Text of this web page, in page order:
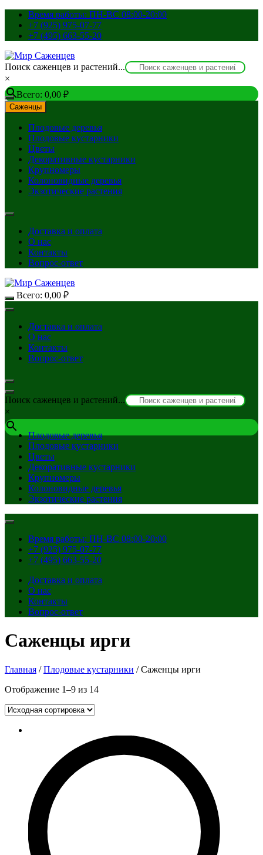
Перейти
содержимому
Время работы: ПН-ВС 08:00-20:00
+7 (925) 975-07-77
+7 (495) 663-55-20
Поиск саженцев и растений...
×
Всего: 0,00 ₽
Саженцы
Плодовые деревья
Плодовые кустарники
Цветы
Декоративные кустарники
Крупномеры
Колоновидные деревья
Экзотические растения
Доставка и оплата
О нас
Контакты
Вопрос-ответ
Всего: 0,00 ₽
Доставка и оплата
О нас
Контакты
Вопрос-ответ
Поиск саженцев и растений...
×
Плодовые деревья
Плодовые кустарники
Цветы
Декоративные кустарники
Крупномеры
Колоновидные деревья
Экзотические растения
Время работы: ПН-ВС 08:00-20:00
+7 (925) 975-07-77
+7 (495) 663-55-20
Доставка и оплата
О нас
Контакты
Вопрос-ответ
Саженцы ирги
Главная /Плодовые кустарники / Саженцы ирги
Отображение 1–9 из 14